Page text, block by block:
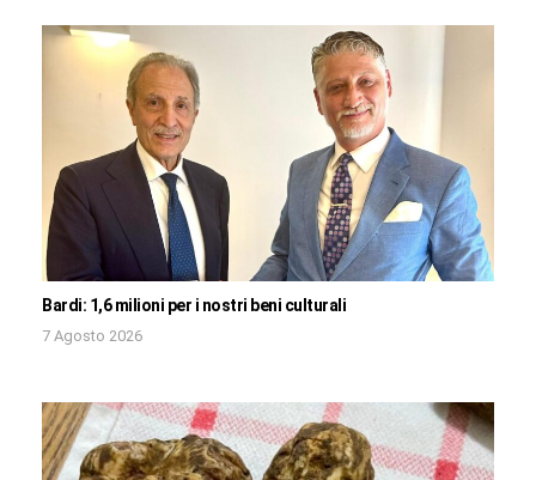
Bardi: 1,6 milioni per i nostri beni culturali
7 Agosto 2026